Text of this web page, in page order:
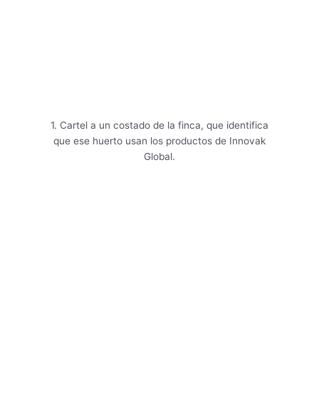
1. Cartel a un costado de la finca, que identifica
que ese huerto usan los productos de Innovak
Global.